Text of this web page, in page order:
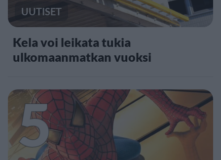
UUTISET
Kela voi leikata tukia
ulkomaanmatkan vuoksi
5